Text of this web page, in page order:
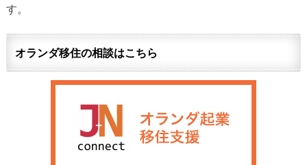
す。
オランダ移住の相談はこちら